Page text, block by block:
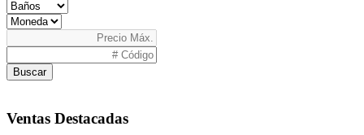
Buscar
Ventas Destacadas